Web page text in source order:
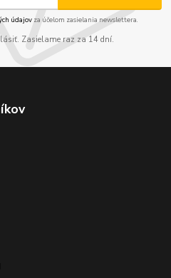
údajov za účelom zasielania newslettera.
Zasielame raz za 14 dní.